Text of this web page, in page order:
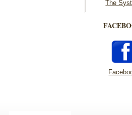
The